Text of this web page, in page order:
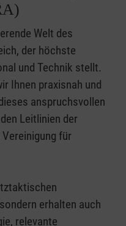
Welt des
der höchste
und Technik stellt.
Ihnen praxisnah und
anspruchsvollen
Leitlinien der
für
erhalten auch
relevante